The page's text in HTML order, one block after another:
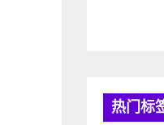
热门标